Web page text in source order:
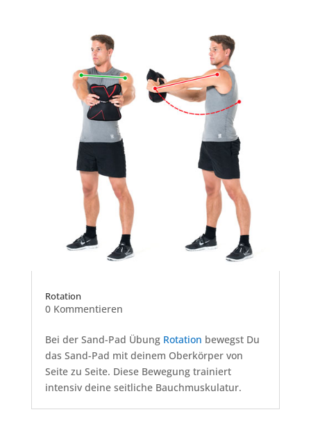
Rotation
0 Kommentieren
Bei der Sand-Pad Übung Rotation bewegst Du
das Sand-Pad mit deinem Oberkörper von
Seite zu Seite. Diese Bewegung trainiert
intensiv deine seitliche Bauchmuskulatur.